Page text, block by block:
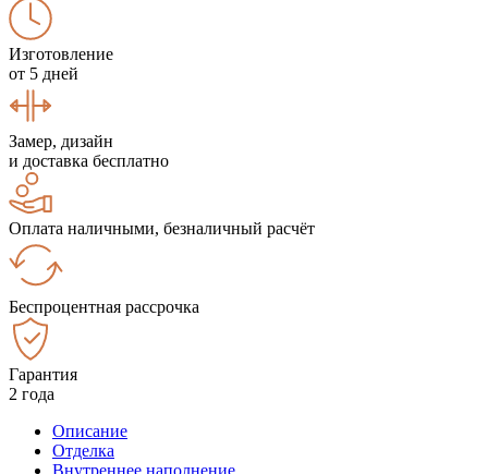
Изготовление
от 5 дней
Замер, дизайн
и доставка бесплатно
Оплата наличными, безналичный расчёт
Беспроцентная рассрочка
Гарантия
2 года
Описание
Отделка
Внутреннее наполнение